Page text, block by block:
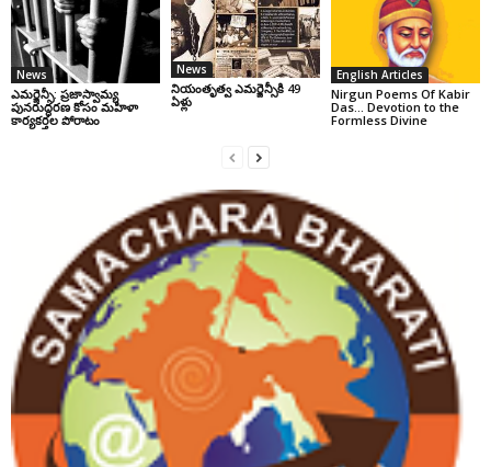
News
ఎమర్జెన్సీ: ప్రజాస్వామ్య
పునరుద్ధరణ కోసం మహిళా
కార్యకర్తల పోరాటం
News
నియంతృత్వ ఎమర్జెన్సీకి 49
ఏళ్లు
English Articles
Nirgun Poems Of Kabir
Das… Devotion to the
Formless Divine